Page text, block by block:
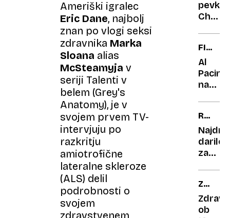
Ameriški igralec
Eric Dane, najbolj
znan po vlogi seksi
zdravnika Marka
Sloana alias
McSteamyja v
seriji Talenti v
belem (Grey's
Anatomy), je v
svojem prvem TV-
intervjuju po
razkritju
amiotrofične
lateralne skleroze
(ALS) delil
podrobnosti o
svojem
zdravstvenem
svojo
pevke
Cher
smrtjo
zaradi
FILM
IN
Al
Pacino
na
papežu
NOVICE
darilo
za
Helena
Blagne
v
OB
18H
ob